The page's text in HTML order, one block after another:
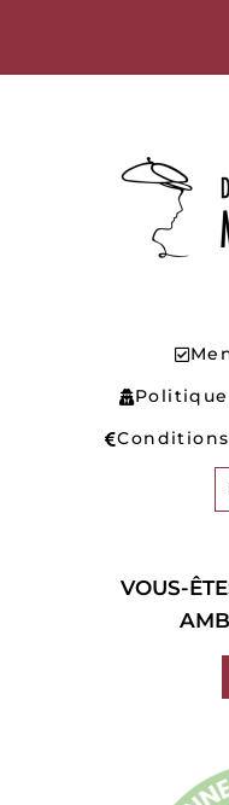
VOUS-